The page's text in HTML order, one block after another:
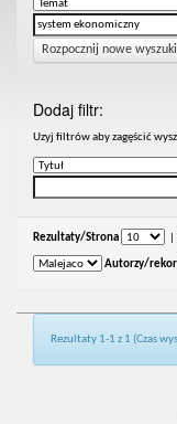
Rozpocznij nowe
Dodaj filtr:
Uzyj filtrów aby zagęścić
Rezultaty/Strona
Autorzy/
Rezultaty 1-1 z 1 (Czas